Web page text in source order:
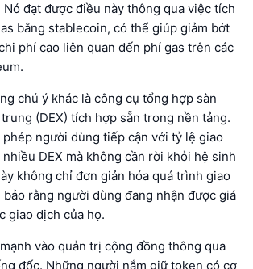
Nó đạt được điều này thông qua việc tích
bằng stablecoin, có thể giúp giảm bớt
phí cao liên quan đến phí gas trên các
chú ý khác là công cụ tổng hợp sàn
(DEX) tích hợp sẵn trong nền tảng.
phép người dùng tiếp cận với tỷ lệ giao
DEX mà không cần rời khỏi hệ sinh
không chỉ đơn giản hóa quá trình giao
bảo rằng người dùng đang nhận được giá
giao dịch của họ.
vào quản trị cộng đồng thông qua
đốc. Những người nắm giữ token có cơ